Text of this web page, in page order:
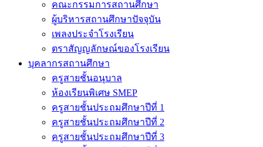
คณะกรรมการสถานศึกษา
ผู้บริหารสถานศึกษาปัจจุบัน
เพลงประจำโรงเรียน
ตราสัญญลักษณ์ของโรงเรียน
บุคลากรสถานศึกษา
ครูสายชั้นอนุบาล
ห้องเรียนพิเศษ SMEP
ครูสายชั้นประถมศึกษาปีที่ 1
ครูสายชั้นประถมศึกษาปีที่ 2
ครูสายชั้นประถมศึกษาปีที่ 3